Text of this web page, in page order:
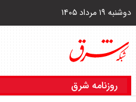
دوشنبه ۱۹ مرداد ۱۴۰۵
روزنامه شرق